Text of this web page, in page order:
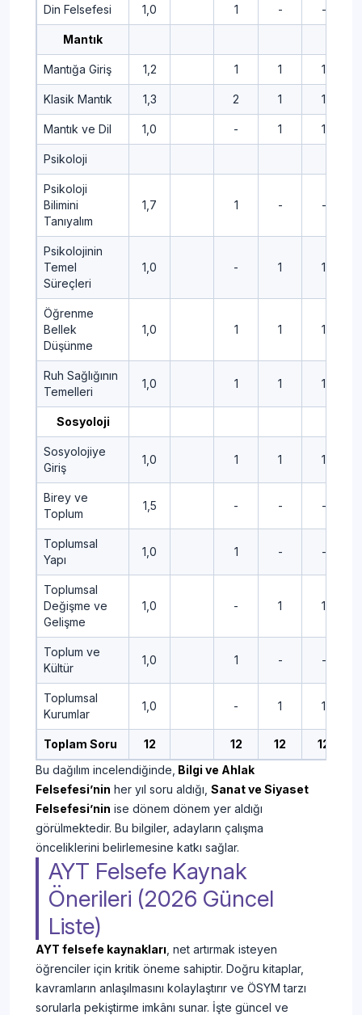
Din Felsefesi 1,0 1 - -
Mantık
Mantığa Giriş 1,2 1 1 1
Klasik Mantık 1,3 2 1 1
Mantık ve Dil 1,0 - 1 1
Psikoloji
Psikoloji
Bilimini
Tanıyalım
1,7 1 - -
Psikolojinin
Temel
Süreçleri
1,0 - 1 1
Öğrenme
Bellek
Düşünme
1,0 1 1 1
Ruh Sağlığının
Temelleri
1,0 1 1 1
Sosyoloji
Sosyolojiye
Giriş
1,0 1 1 1
Birey ve
Toplum
1,5 - - -
Toplumsal
Yapı
1,0 1 - -
Toplumsal
Değişme ve
Gelişme
1,0 - 1 1
Toplum ve
Kültür
1,0 1 - -
Toplumsal
Kurumlar
1,0 - 1 1
Toplam Soru 12 12 12 12
Bu dağılım incelendiğinde, Bilgi ve Ahlak
Felsefesi’nin her yıl soru aldığı, Sanat ve Siyaset
Felsefesi’nin ise dönem dönem yer aldığı
görülmektedir. Bu bilgiler, adayların çalışma
önceliklerini belirlemesine katkı sağlar.
AYT Felsefe Kaynak
Önerileri (2026 Güncel
Liste)
AYT felsefe kaynakları , net artırmak isteyen
öğrenciler için kritik öneme sahiptir. Doğru kitaplar,
kavramların anlaşılmasını kolaylaştırır ve ÖSYM tarzı
sorularla pekiştirme imkânı sunar. İşte güncel ve